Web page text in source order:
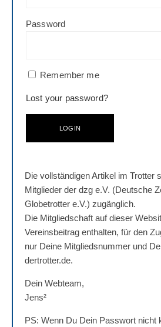
Password
Remember me
Lost your password?
Die vollständigen Artikel im Trotter
Mitglieder der dzg e.V. (Deutsche
Globetrotter e.V.) zugänglich.
Die Mitgliedschaft auf dieser
Vereinsbeitrag enthalten, für den
nur Deine Mitgliedsnummer und
dertrotter.de.
Dein Webteam,
Jens²
PS: Wenn Du Dein Passwort nicht